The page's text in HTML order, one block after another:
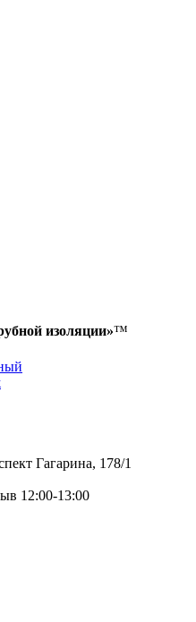
изоляции»™
Гагарина, 178/1
12:00-13:00